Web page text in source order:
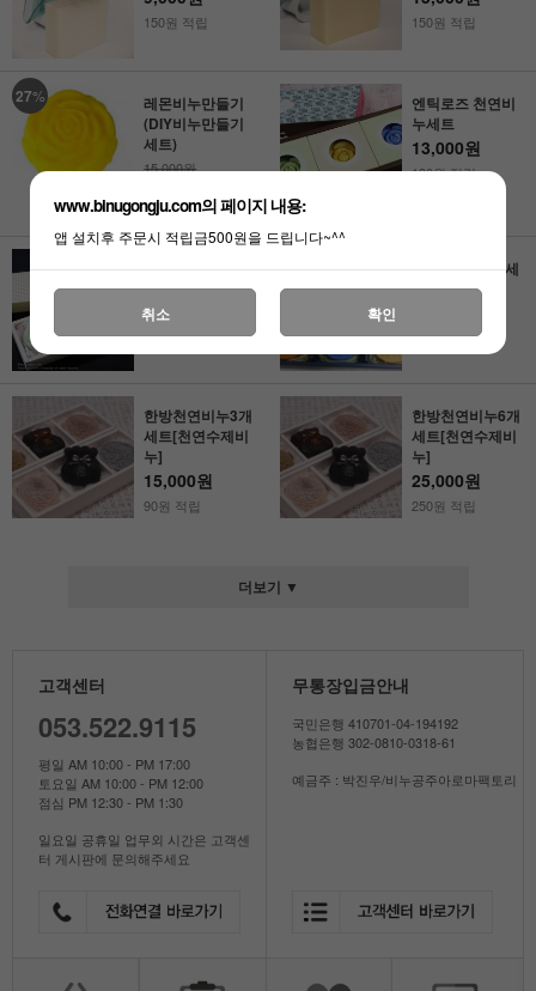
150원 적립 150원 적립
27%
레몬비누만들기
(DIY비누만들기
세트)
15,000원
110원 적립
엔틱로즈 천연비
누세트
13,000원
130원 적립
로즈비누세트 [천
연수제비누]
12,000원
120원 적립
행복 천연비누 세
트[수제비누]
200원 적립
한방천연비누3개
세트[천연수제비
누]
15,000원
90원 적립
한방천연비누6개
세트[천연수제비
누]
25,000원
250원 적립
더보기 ▼
고객센터
053.522.9115
평일 AM 10:00 - PM 17:00
토요일 AM 10:00 - PM 12:00
점심 PM 12:30 - PM 1:30
일요일 공휴일 업무외 시간은 고객센
터 게시판에 문의해주세요
무통장입금안내
국민은행 410701-04-194192
농협은행 302-0810-0318-61
예금주 : 박진우/비누공주아로마팩토리
www.binugongju.com의 페이지 내용:
앱 설치후 주문시 적립금500원을 드립니다~^^
취소 확인